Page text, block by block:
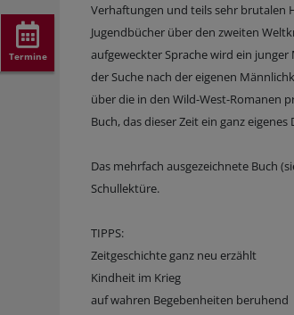
Termine
Verhaftungen und teils sehr brutalen
Jugendbücher über den zweiten
aufgeweckter Sprache wird ein
der Suche nach der eigenen
über die in den Wild-West-Romanen
Buch, das dieser Zeit ein ganz eigenes
Das mehrfach ausgezeichnete Buch
Schullektüre.
TIPPS:
Zeitgeschichte ganz neu erzählt
Kindheit im Krieg
auf wahren Begebenheiten beruhend